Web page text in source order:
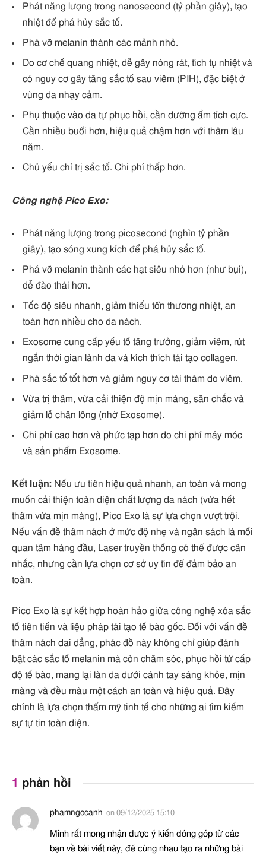
Phát năng lượng trong nanosecond (tỷ phần giây), tạo
nhiệt để phá hủy sắc tố.
Phá vỡ melanin thành các mảnh nhỏ.
Do cơ chế quang nhiệt, dễ gây nóng rát, tích tụ nhiệt và
có nguy cơ gây tăng sắc tố sau viêm (PIH), đặc biệt ở
vùng da nhạy cảm.
Phụ thuộc vào da tự phục hồi, cần dưỡng ẩm tích cực.
Cần nhiều buổi hơn, hiệu quả chậm hơn với thâm lâu
năm.
Chủ yếu chỉ trị sắc tố. Chi phí thấp hơn.
Công nghệ Pico Exo:
Phát năng lượng trong picosecond (nghìn tỷ phần
giây), tạo sóng xung kích để phá hủy sắc tố.
Phá vỡ melanin thành các hạt siêu nhỏ hơn (như bụi),
dễ đào thải hơn.
Tốc độ siêu nhanh, giảm thiểu tổn thương nhiệt, an
toàn hơn nhiều cho da nách.
Exosome cung cấp yếu tố tăng trưởng, giảm viêm, rút
ngắn thời gian lành da và kích thích tái tạo collagen.
Phá sắc tố tốt hơn và giảm nguy cơ tái thâm do viêm.
Vừa trị thâm, vừa cải thiện độ mịn màng, săn chắc và
giảm lỗ chân lông (nhờ Exosome).
Chi phí cao hơn và phức tạp hơn do chi phí máy móc
và sản phẩm Exosome.
Kết luận: Nếu ưu tiên hiệu quả nhanh, an toàn và mong
muốn cải thiện toàn diện chất lượng da nách (vừa hết
thâm vừa mịn màng), Pico Exo là sự lựa chọn vượt trội.
Nếu vấn đề thâm nách ở mức độ nhẹ và ngân sách là mối
quan tâm hàng đầu, Laser truyền thống có thể được cân
nhắc, nhưng cần lựa chọn cơ sở uy tín để đảm bảo an
toàn.
Pico Exo là sự kết hợp hoàn hảo giữa công nghệ xóa sắc
tố tiên tiến và liệu pháp tái tạo tế bào gốc. Đối với vấn đề
thâm nách dai dẳng, phác đồ này không chỉ giúp đánh
bật các sắc tố melanin mà còn chăm sóc, phục hồi từ cấp
độ tế bào, mang lại làn da dưới cánh tay sáng khỏe, mịn
màng và đều màu một cách an toàn và hiệu quả. Đây
chính là lựa chọn thẩm mỹ tinh tế cho những ai tìm kiếm
sự tự tin toàn diện.
1 phản hồi
phamngocanh on 09/12/2025 15:10
Mình rất mong nhận được ý kiến đóng góp từ các
bạn về bài viết này, để cùng nhau tạo ra những bài